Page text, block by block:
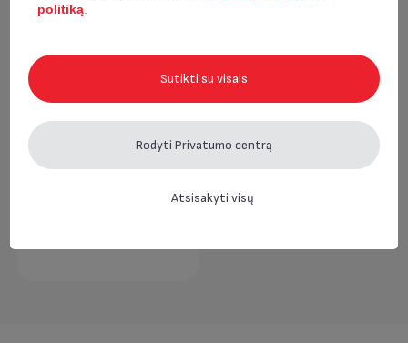
politiką
Sutikti su visais
Rodyti Privatumo centrą
Atsisakyti visų